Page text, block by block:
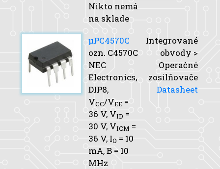
Nikto nemá
na sklade
μPC4570C
ozn. C4570C
NEC
Electronics,
DIP8,
VCC/VEE =
36 V, VID =
30 V, VICM =
36 V, IO = 10
mA,B = 10
MHz
Integrované
obvody >
Operačné
zosilňovače
Datasheet